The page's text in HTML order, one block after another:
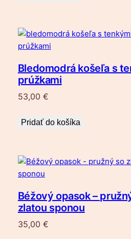
Bledomodrá košeľa s
prúžkami
53,00 €
Pridať do košíka
Béžový opasok –
zlatou sponou
35,00 €